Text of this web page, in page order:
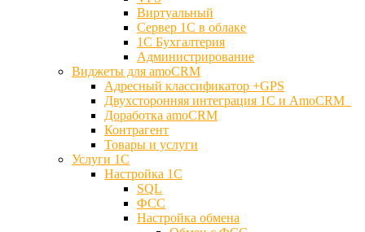
Виртуальный
Сервер 1С в облаке
1С Бухгалтерия
Администрирование
Виджеты для amoCRM
Адресный классификатор +GPS
Двухсторонняя интеграция 1С и AmoCRM
Доработка amoCRM
Контрагент
Товары и услуги
Услуги 1С
Настройка 1С
SQL
ФСС
Настройка обмена